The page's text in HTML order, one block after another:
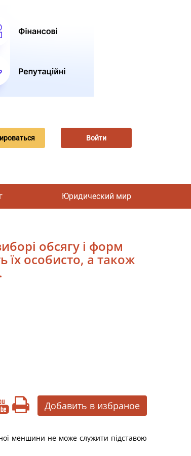
Войти
Юридический мир
обсягу і форм
їх особисто, а також
Добавить в избраное
меншини не може служити підставою